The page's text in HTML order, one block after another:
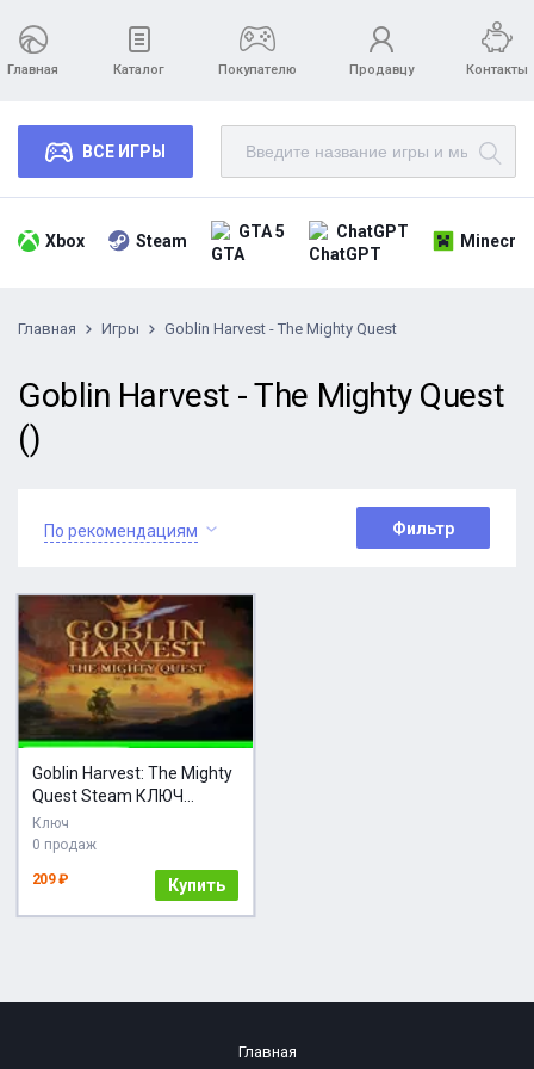
Главная Каталог Покупателю Продавцу Контакты
ВСЕ ИГРЫ
Xbox Steam GTA 5 ChatGPT
Главная Игры Goblin Harvest - The Mighty Quest
Goblin Harvest - The Mighty Quest
()
По рекомендациям Фильтр
Goblin Harvest: The Mighty
Quest Steam КЛЮЧ
GLOBAL
Ключ
0 продаж
209 ₽ Купить
Главная